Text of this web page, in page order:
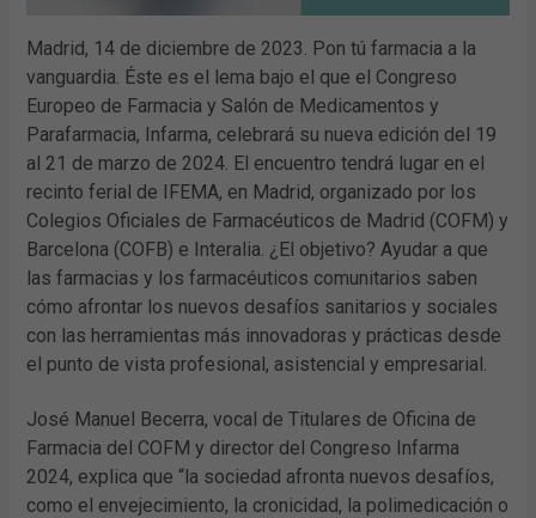
Madrid, 14 de diciembre de 2023. Pon tú farmacia a la
vanguardia. Éste es el lema bajo el que el Congreso
Europeo de Farmacia y Salón de Medicamentos y
Parafarmacia, Infarma, celebrará su nueva edición del 19
al 21 de marzo de 2024. El encuentro tendrá lugar en el
recinto ferial de IFEMA, en Madrid, organizado por los
Colegios Oficiales de Farmacéuticos de Madrid (COFM) y
Barcelona (COFB) e Interalia. ¿El objetivo? Ayudar a que
las farmacias y los farmacéuticos comunitarios saben
cómo afrontar los nuevos desafíos sanitarios y sociales
con las herramientas más innovadoras y prácticas desde
el punto de vista profesional, asistencial y empresarial.
José Manuel Becerra, vocal de Titulares de Oficina de
Farmacia del COFM y director del Congreso Infarma
2024, explica que “la sociedad afronta nuevos desafíos,
como el envejecimiento, la cronicidad, la polimedicación o